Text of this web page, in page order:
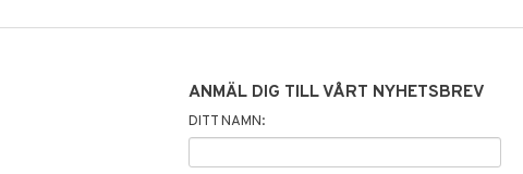
ANMÄL DIG TILL VÅRT NYHETSBREV
DITT NAMN: